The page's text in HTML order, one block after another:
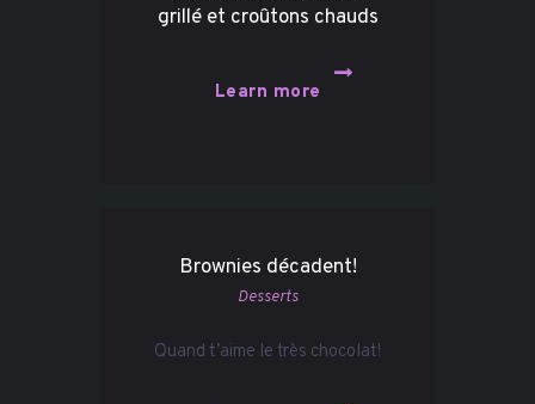
grillé et croûtons chauds
Learn more
Brownies décadent!
Desserts
Quand t’aime le très chocolat!